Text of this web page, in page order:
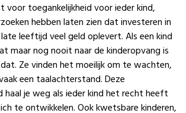
voor toegankelijkheid voor ieder kind,
hebben laten zien dat investeren in
leeftijd veel geld oplevert. Als een kind
maar nog nooit naar de kinderopvang is
Ze vinden het moeilijk om te wachten,
een taalachterstand. Deze
haal je weg als ieder kind het recht heeft
te ontwikkelen. Ook kwetsbare kinderen,